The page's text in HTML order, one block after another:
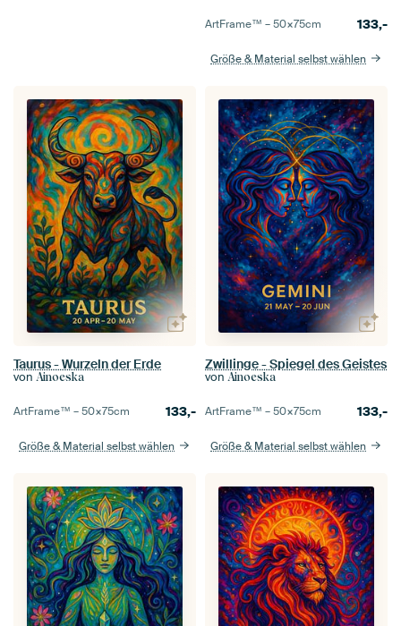
ArtFrame™ –50×75cm 133,-
Größe & Material selbst wählen
Taurus - Wurzeln der Erde
von Ainoeska
ArtFrame™ –50×75cm 133,-
Größe & Material selbst wählen
Zwillinge - Spiegel des Geistes
von Ainoeska
ArtFrame™ –50×75cm 133,-
Größe & Material selbst wählen